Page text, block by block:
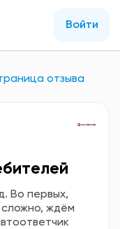
Войти
отзыва
Во первых,
сложно, ждём